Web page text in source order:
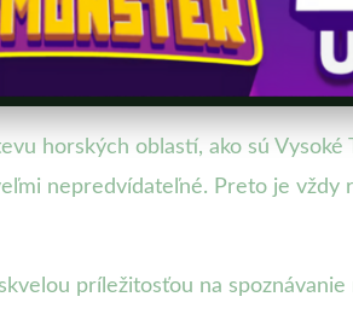
horských oblastí, ako sú
nepredvídateľné. Preto je
príležitosťou na